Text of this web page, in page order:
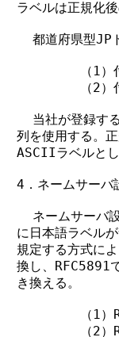
ラベルは正規化
都道府県型JP
（1）
（2）
当社が登録す
列を使用する。
ASCIIラベルとし
4．ネームサーバ
ネームサーバ
に日本語ラベル
規定する方式に
換し、RFC5891
き換える。
（1）
（2）